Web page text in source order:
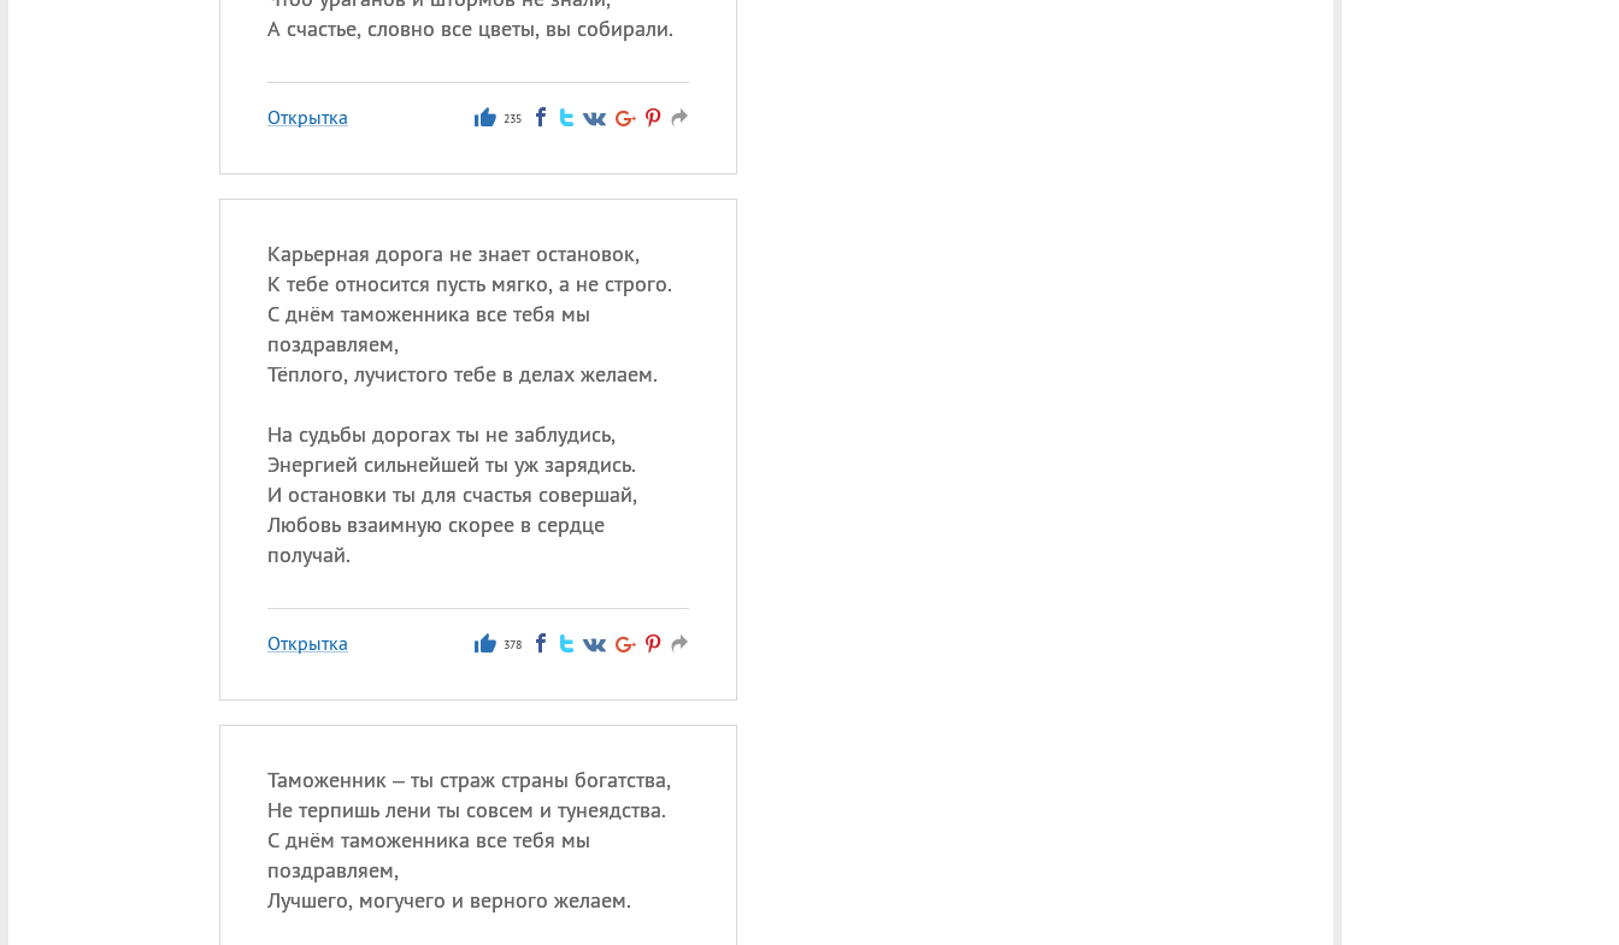
А счастье, словно все цветы, вы собирали.
Открытка 235
Карьерная дорога не знает остановок,
К тебе относится пусть мягко, а не строго.
С днём таможенника все тебя мы
поздравляем,
Тёплого, лучистого тебе в делах желаем.
На судьбы дорогах ты не заблудись,
Энергией сильнейшей ты уж зарядись.
И остановки ты для счастья совершай,
Любовь взаимную скорее в сердце
получай.
Открытка 378
Таможенник – ты страж страны богатства,
Не терпишь лени ты совсем и тунеядства.
С днём таможенника все тебя мы
поздравляем,
Лучшего, могучего и верного желаем.